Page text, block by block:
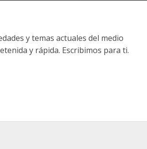
y temas actuales del medio
y rápida. Escribimos para ti.